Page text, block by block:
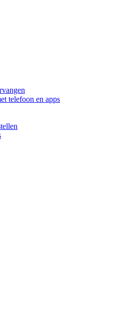
telefoon en apps